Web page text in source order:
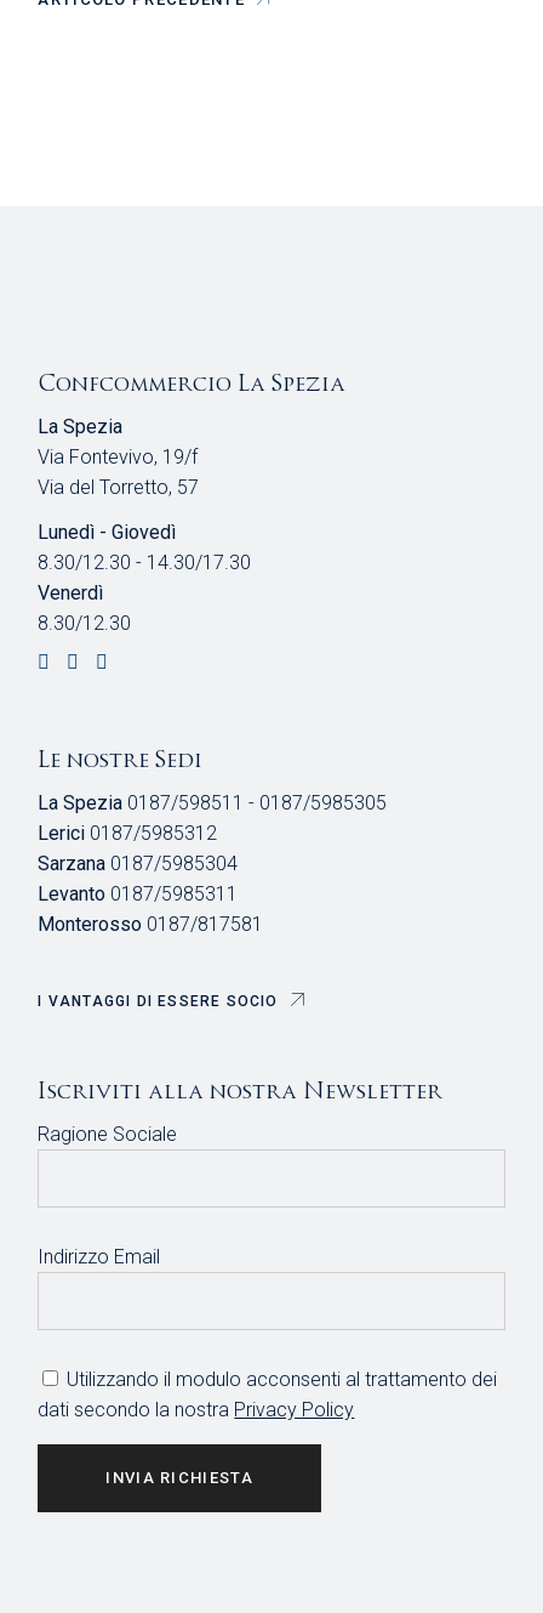
Confcommercio La Spezia
La Spezia
Via Fontevivo, 19/f
Via del Torretto, 57
Lunedì - Giovedì
8.30/12.30 - 14.30/17.30
Venerdì
8.30/12.30
Le nostre Sedi
La Spezia 0187/598511 - 0187/5985305
Lerici 0187/5985312
Sarzana 0187/5985304
Levanto 0187/5985311
Monterosso 0187/817581
I VANTAGGI DI ESSERE SOCIO
Iscriviti alla nostra Newsletter
Ragione Sociale
Indirizzo Email
Utilizzando il modulo acconsenti al trattamento dei
dati secondo la nostra Privacy Policy
INVIA RICHIESTA